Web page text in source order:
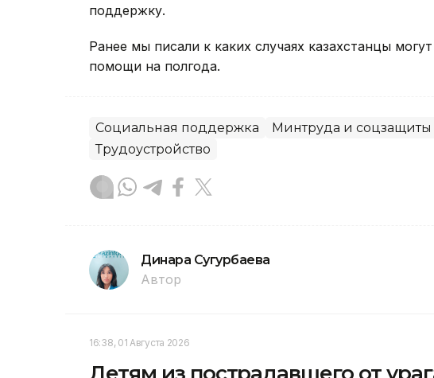
поддержку.
Ранее мы писали к каких случаях казахстанцы могут
помощи на полгода.
Социальная поддержка Минтруда и
Трудоустройство
Динара Сугурбаева
Автор
16:38, 01 Августа 2026